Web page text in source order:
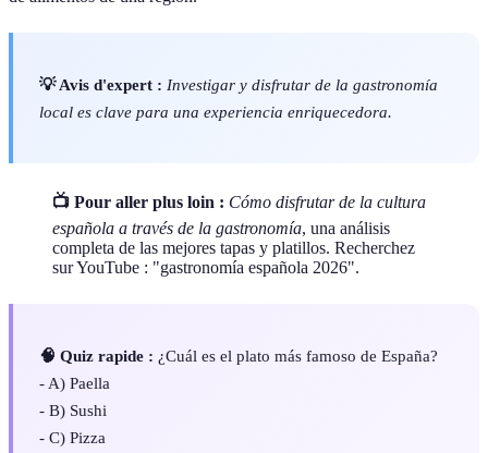
💡 Avis d'expert : Investigar y disfrutar de la gastronomía
local es clave para una experiencia enriquecedora.
📺 Pour aller plus loin : Cómo disfrutar de la cultura
española a través de la gastronomía, una análisis
completa de las mejores tapas y platillos. Recherchez
sur YouTube : "gastronomía española 2026".
🧠 Quiz rapide : ¿Cuál es el plato más famoso de España?
- A) Paella
- B) Sushi
- C) Pizza